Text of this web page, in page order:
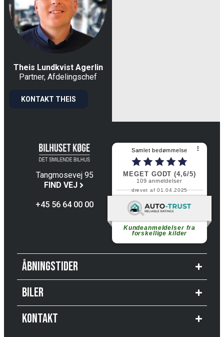
Theis Lundkvist Agerlin
Partner, Afdelingschef
KONTAKT THEIS
Tangmosevej 95
4600 Køge
FIND VEJ
+45 56 64 00 00
Samlet bedømmelse ⠇
MEGET GODT (4,6/5)
109anmeldelser
drevet af 01.04.2025
Kundeanmeldelser fra
forskellige kilder
Fortsæt med at læse
Åbningstider
Biler
Kontakt